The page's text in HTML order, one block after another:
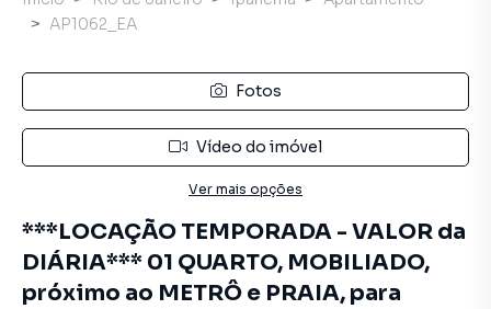
AP1062_EA
Fotos
Vídeo do imóvel
Ver mais opções
***LOCAÇÃO TEMPORADA - VALOR da
DIÁRIA*** 01 QUARTO, MOBILIADO,
próximo ao METRÔ e PRAIA, para